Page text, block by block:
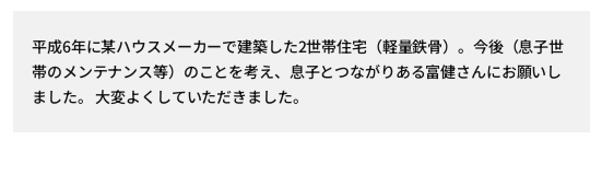
平成6年に某ハウスメーカーで建築した2世帯住宅（軽量鉄骨）。今後（息子世
帯のメンテナンス等）のことを考え、息子とつながりある富健さんにお願いし
ました。 大変よくしていただきました。